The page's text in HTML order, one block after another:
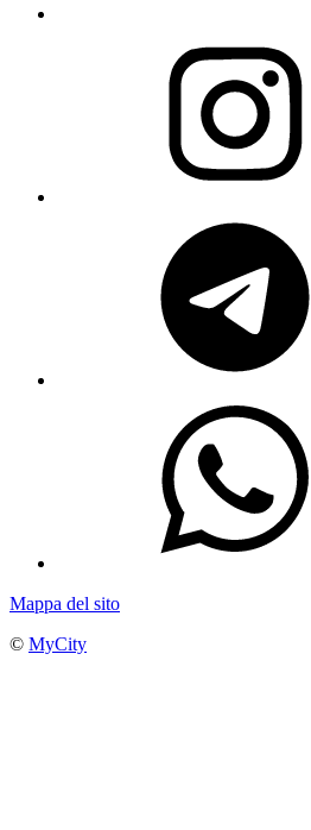
Mappa del sito
© MyCity